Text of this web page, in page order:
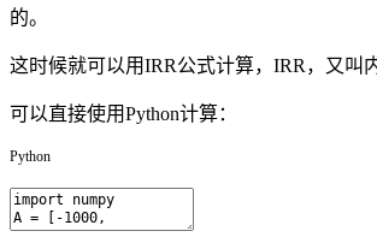
的。
这时候就可以用IRR公式计算，IRR，又叫
可以直接使用Python计算：
Python